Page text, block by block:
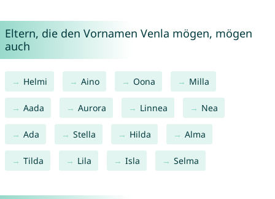
Eltern, die den Vornamen Venla mögen, mögen
auch
Helmi Aino Oona Milla
Aada Aurora Linnea Nea
Ada Stella Hilda Alma
Tilda Lila Isla Selma